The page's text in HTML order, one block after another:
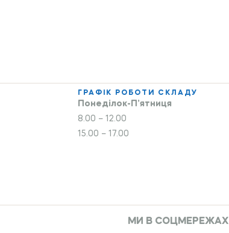
ГРАФІК РОБОТИ СКЛАДУ
Понеділок-П’ятниця
8.00 – 12.00
15.00 – 17.00
МИ В СОЦМЕРЕЖАХ